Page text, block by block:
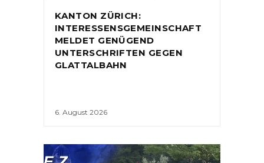
KANTON ZÜRICH:
INTERESSENSGEMEINSCHAFT
MELDET GENÜGEND
UNTERSCHRIFTEN GEGEN
GLATTALBAHN
6. August 2026